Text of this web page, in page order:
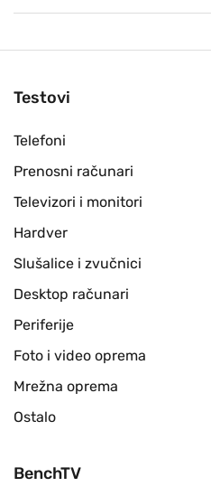
Testovi
Telefoni
Prenosni računari
Televizori i monitori
Hardver
Slušalice i zvučnici
Desktop računari
Periferije
Foto i video oprema
Mrežna oprema
Ostalo
BenchTV